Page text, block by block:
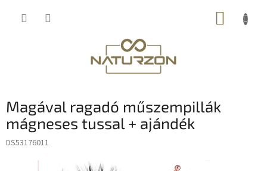
KOSÁR
Magával ragadó műszempillák
mágneses tussal + ajándék
DS53176011